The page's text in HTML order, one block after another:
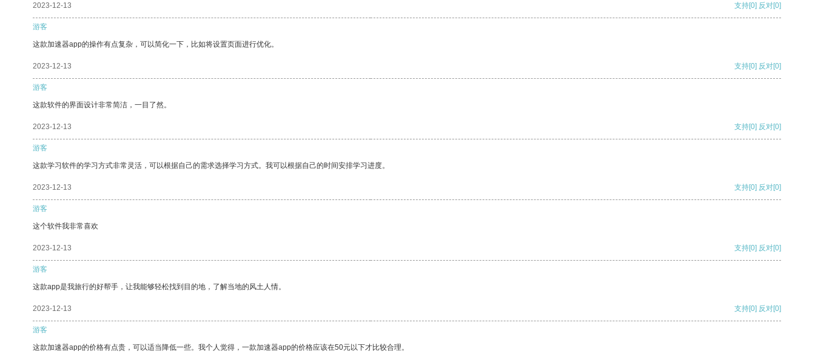
2023-12-13 支持[0] 反对[0]
游客
这款加速器app的操作有点复杂，可以简化一下，比如将设置页面进行优化。
2023-12-13 支持[0] 反对[0]
游客
这款软件的界面设计非常简洁，一目了然。
2023-12-13 支持[0] 反对[0]
游客
这款学习软件的学习方式非常灵活，可以根据自己的需求选择学习方式。我可以根据自己的时间安排学习进度。
2023-12-13 支持[0] 反对[0]
游客
这个软件我非常喜欢
2023-12-13 支持[0] 反对[0]
游客
这款app是我旅行的好帮手，让我能够轻松找到目的地，了解当地的风土人情。
2023-12-13 支持[0] 反对[0]
游客
这款加速器app的价格有点贵，可以适当降低一些。我个人觉得，一款加速器app的价格应该在50元以下才比较合理。